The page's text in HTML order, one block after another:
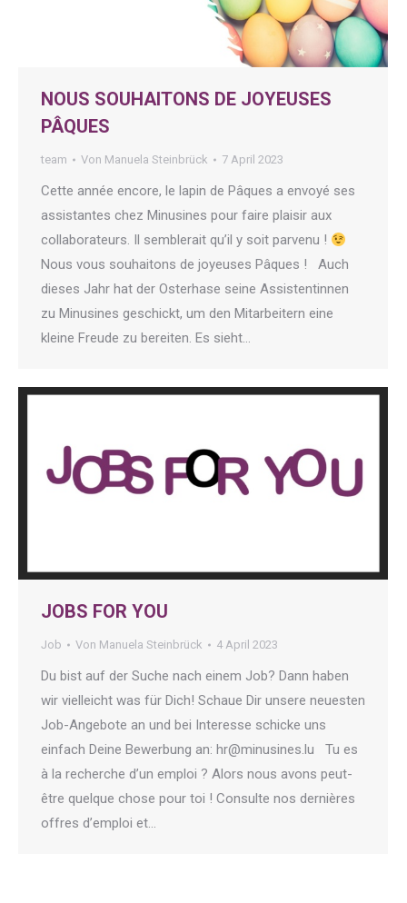
NOUS SOUHAITONS DE JOYEUSES
PÂQUES
team Von Manuela Steinbrück 7 April 2023
Cette année encore, le lapin de Pâques a envoyé ses
assistantes chez Minusines pour faire plaisir aux
collaborateurs. Il semblerait qu’il y soit parvenu !
Nous vous souhaitons de joyeuses Pâques ! Auch
dieses Jahr hat der Osterhase seine Assistentinnen
zu Minusines geschickt, um den Mitarbeitern eine
kleine Freude zu bereiten. Es sieht…
JOBS FOR YOU
Job Von Manuela Steinbrück 4 April 2023
Du bist auf der Suche nach einem Job? Dann haben
wir vielleicht was für Dich! Schaue Dir unsere neuesten
Job-Angebote an und bei Interesse schicke uns
einfach Deine Bewerbung an: hr@minusines.lu Tu es
à la recherche d’un emploi ? Alors nous avons peut-
être quelque chose pour toi ! Consulte nos dernières
offres d’emploi et…